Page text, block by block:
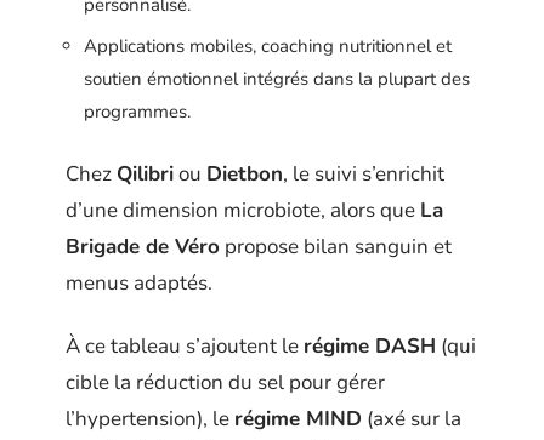
Applications mobiles, coaching nutritionnel et
soutien émotionnel intégrés dans la plupart des
programmes.
Chez Qilibriou Dietbon, le suivi s’enrichit
d’une dimension microbiote, alors que La
Brigade de Véro propose bilan sanguin et
menus adaptés.
À ce tableau s’ajoutent le régime DASH (qui
cible la réduction du sel pour gérer
l’hypertension), le régime MIND (axé sur la